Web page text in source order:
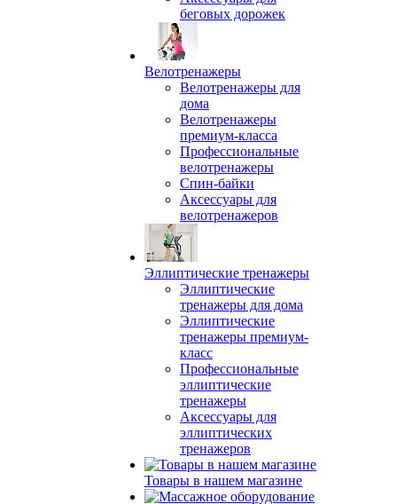
беговых дорожек
Велотренажеры
Велотренажеры для
дома
Велотренажеры
премиум-класса
Профессиональные
велотренажеры
Спин-байки
Аксессуары для
велотренажеров
Эллиптические тренажеры
Эллиптические
тренажеры для дома
Эллиптические
тренажеры премиум-
класс
Профессиональные
эллиптические
тренажеры
Аксессуары для
эллиптических
тренажеров
Товары в нашем магазине